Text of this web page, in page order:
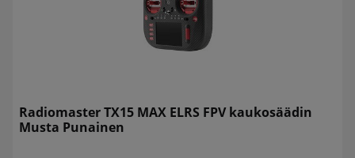
Radiomaster TX15 MAX ELRS FPV kaukosäädin
Musta Punainen